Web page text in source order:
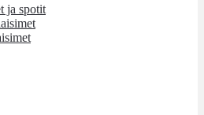
ja spotit